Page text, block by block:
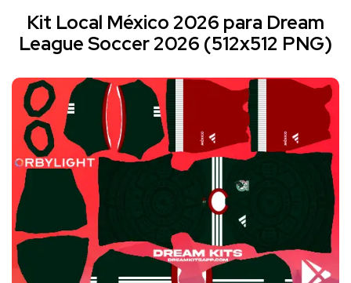
Kit Local México 2026 para Dream
League Soccer 2026 (512x512 PNG)